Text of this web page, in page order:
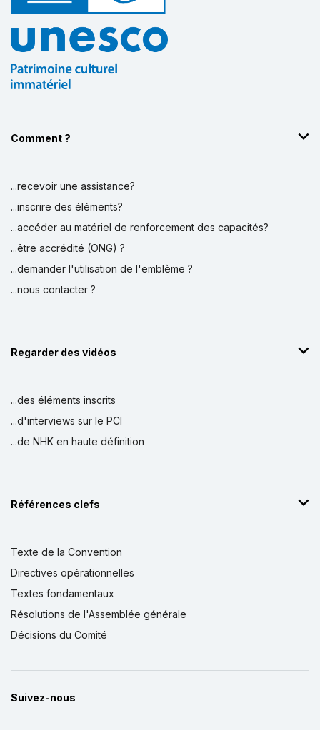
Comment ?
...recevoir une assistance?
...inscrire des éléments?
...accéder au matériel de renforcement des capacités?
...être accrédité (ONG) ?
...demander l'utilisation de l'emblème ?
...nous contacter ?
Regarder des vidéos
...des éléments inscrits
...d'interviews sur le PCI
...de NHK en haute définition
Références clefs
Texte de la Convention
Directives opérationnelles
Textes fondamentaux
Résolutions de l'Assemblée générale
Décisions du Comité
Suivez-nous